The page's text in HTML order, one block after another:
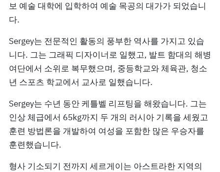
보 예술 대학에 입학하여 예술 목공의 대가가 되었습니
다.
Sergey는 전문적인 활동의 풍부한 역사를 가지고 있습
니다. 그는 그래픽 디자이너로 일했고, 발트 함대의 해병
여단에서 소위로 복무했으며, 중등학교와 체육관, 청소
년 스포츠 학교에서 교사로 일했습니다.
Sergey는 수년 동안 케틀벨 리프팅을 해왔습니다. 그는
인상 체급에서 65kg까지 두 개의 러시아 기록을 세웠고
훈련 방법론을 개발하여 여성을 포함한 많은 우승자를
훈련했습니다.
형사 기소되기 전까지 세르게이는 아스트라한 지역의